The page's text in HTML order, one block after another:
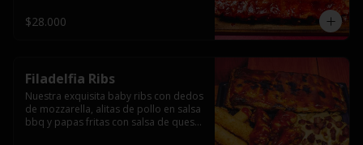
$28.000
Filadelfia Ribs
Nuestra exquisita baby ribs con dedos
de mozzarella, alitas de pollo en salsa
bbq y papas fritas con salsa de queso